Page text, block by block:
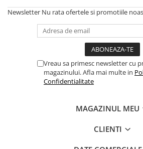
Case-uri DJ
Console DJ
Controllere MIDI - USB DAW
Newsletter Nu rata ofertele si promotiile
Vreau sa primesc newsletter cu
magazinului. Afla mai multe in
Confidentialitate
MAGAZINUL MEU
CLIENTI